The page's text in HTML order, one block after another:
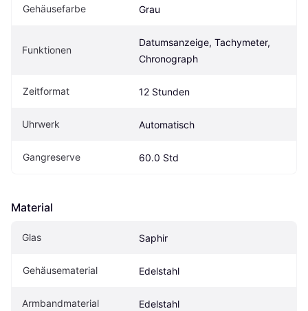
Gehäusefarbe Grau
Funktionen
Datumsanzeige, Tachymeter,
Chronograph
Zeitformat 12 Stunden
Uhrwerk Automatisch
Gangreserve 60.0 Std
Material
Glas Saphir
Gehäusematerial Edelstahl
Armbandmaterial Edelstahl